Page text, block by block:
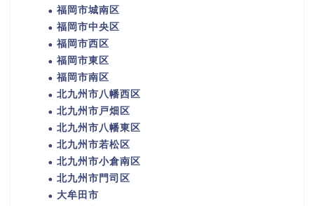
福岡市城南区
福岡市中央区
福岡市西区
福岡市東区
福岡市南区
北九州市八幡西区
北九州市戸畑区
北九州市八幡東区
北九州市若松区
北九州市小倉南区
北九州市門司区
大牟田市